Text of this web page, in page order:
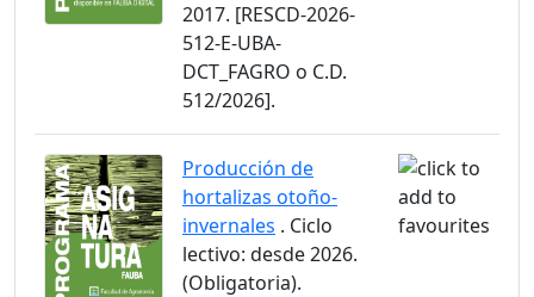
2017. [RESCD-2026-
512-E-UBA-
DCT_FAGRO o C.D.
512/2026].
Producción de
hortalizas otoño-
invernales . Ciclo
lectivo: desde 2026.
(Obligatoria).